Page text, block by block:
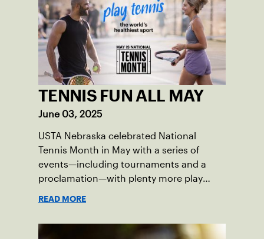
TENNIS FUN ALL MAY
June 03, 2025
USTA Nebraska celebrated National
Tennis Month in May with a series of
events—including tournaments and a
proclamation—with plenty more play
READ MORE